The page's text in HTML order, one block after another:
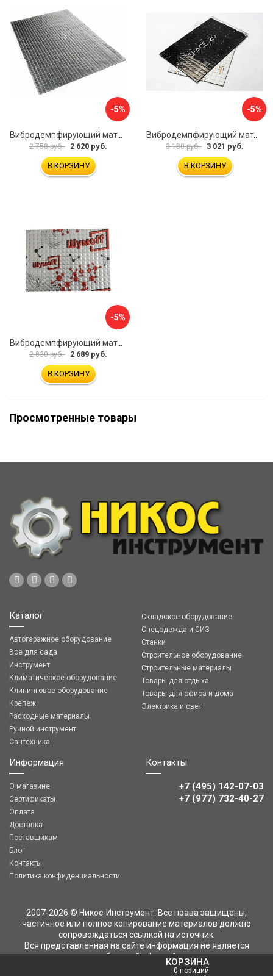
КОРЗИНА
0 позиций
-5%
Вибродемпфирующий материал Dreamcar Noname 2 N6-2M0-S070050P1079
2 758 руб. 2 620 руб.
В КОРЗИНУ
-5%
Вибродемпфирующий материал Шумофф SPACE 2.0 НФ-00001206
3 180 руб. 3 021 руб.
В КОРЗИНУ
-5%
Вибродемпфирующий материал Шумофф Микс Ф УТ000000308
2 830 руб. 2 689 руб.
В КОРЗИНУ
Просмотренные товары
Каталог
Автогаражное оборудование
Все для сада
Инструмент
Климатическое оборудование
Клининговое оборудование
Крепеж
Расходные материалы
Ручной инструмент
Сантехника
Складское оборудование
Спецодежда и СИЗ
Станки
Строительное оборудование
Строительные материалы
Товары для отдыха
Товары для офиса и дома
Электрика и свет
Информация
О магазине
Сертификаты
Оплата
Доставка
Поставщикам
Блог
Контакты
Политика конфиденциальности
Контакты
+7 (495) 142-07-03
‎‎+7 (977) 732-40-27
2007-2026 © Никос-Инструмент. Все права защищены,
частичное или полное копирование материалов должно
сопровождаться ссылкой на источник.
Вся представленная на сайте информация не является
публичной офертой